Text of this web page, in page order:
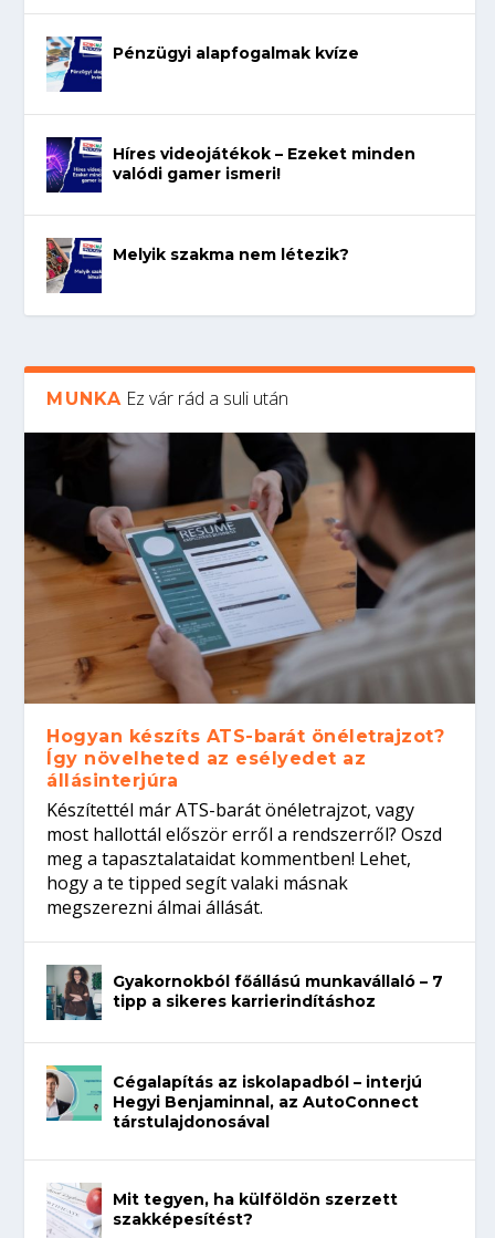
Pénzügyi alapfogalmak kvíze
Híres videojátékok – Ezeket minden
valódi gamer ismeri!
Melyik szakma nem létezik?
MUNKA Ez vár rád a suli után
Hogyan készíts ATS-barát önéletrajzot?
Így növelheted az esélyedet az
állásinterjúra
Készítettél már ATS-barát önéletrajzot, vagy
most hallottál először erről a rendszerről? Oszd
meg a tapasztalataidat kommentben! Lehet,
hogy a te tipped segít valaki másnak
megszerezni álmai állását.
Gyakornokból főállású munkavállaló – 7
tipp a sikeres karrierindításhoz
Cégalapítás az iskolapadból – interjú
Hegyi Benjaminnal, az AutoConnect
társtulajdonosával
Mit tegyen, ha külföldön szerzett
szakképesítést?